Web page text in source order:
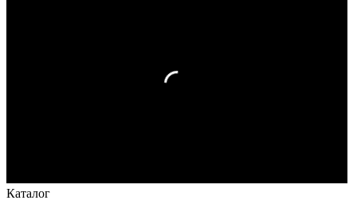
Каталог